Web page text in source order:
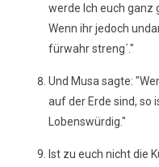
werde Ich euch ganz
Wenn ihr jedoch
fürwahr streng´."
Und Musa sagte:
auf der Erde sind, so
Lobenswürdig."
Ist zu euch nicht die